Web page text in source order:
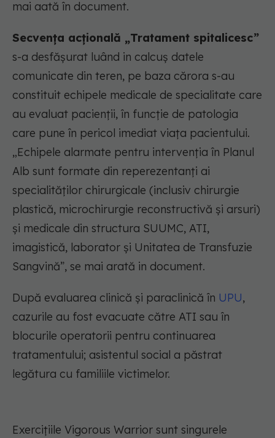
mai aată în document.
Secvenţa acţională „Tratament spitalicesc”
s-a desfășurat luând in calcuș datele
comunicate din teren, pe baza cărora s-au
constituit echipele medicale de specialitate care
au evaluat pacienţii, în funcţie de patologia
care pune în pericol imediat viaţa pacientului.
„Echipele alarmate pentru intervenţia în Planul
Alb sunt formate din reperezentanţi ai
specialităţilor chirurgicale (inclusiv chirurgie
plastică, microchirurgie reconstructivă şi arsuri)
şi medicale din structura SUUMC, ATI,
imagistică, laborator şi Unitatea de Transfuzie
Sangvină”, se mai arată in document.
După evaluarea clinică şi paraclinică în UPU,
cazurile au fost evacuate către ATI sau în
blocurile operatorii pentru continuarea
tratamentului; asistentul social a păstrat
legătura cu familiile victimelor.
Exerciţiile Vigorous Warrior sunt singurele